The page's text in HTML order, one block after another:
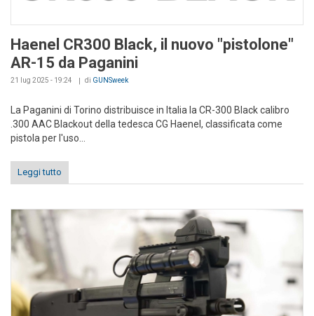
Haenel CR300 Black, il nuovo "pistolone"
AR-15 da Paganini
21 lug 2025 - 19:24 di GUNSweek
La Paganini di Torino distribuisce in Italia la CR-300 Black calibro
.300 AAC Blackout della tedesca CG Haenel, classificata come
pistola per l'uso...
Leggi tutto